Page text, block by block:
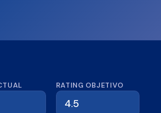
RATING OBJETIVO